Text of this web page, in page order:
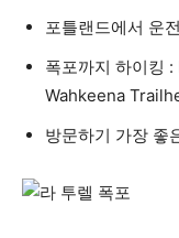
포틀랜드에서 운
폭포까지 하이킹
Wahkeena
방문하기 가장 좋